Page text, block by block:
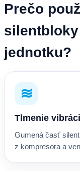
Prečo
jednotku?
≋
Tlmenie
Gumená časť
z kompresora a